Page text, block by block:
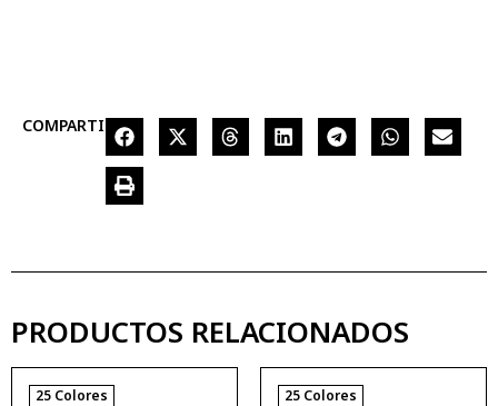
COMPARTIR
PRODUCTOS RELACIONADOS
25 Colores 25 Colores